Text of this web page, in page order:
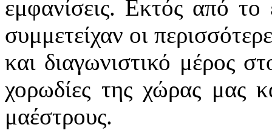
εμφανίσεις. Εκτός από
συμμετείχαν οι
και διαγωνιστικό μέρος
χορωδίες της χώρας μας
μαέστρους.